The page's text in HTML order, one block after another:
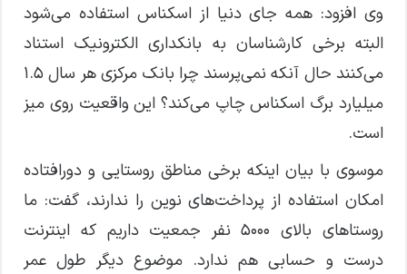
وی افزود: همه جای دنیا از اسکناس استفاده می‌شود
البته برخی کارشناسان به بانکداری الکترونیک استناد
می‌کنند حال آنکه نمی‌پرسند چرا بانک مرکزی هر سال ۱.۵
میلیارد برگ اسکناس چاپ می‌کند؟ این واقعیت روی میز
است.
موسوی با بیان اینکه برخی مناطق روستایی و دورافتاده
امکان استفاده از پرداخت‌های نوین را ندارند، گفت: ما
روستاهای بالای ۵۰۰۰ نفر جمعیت داریم که اینترنت
درست و حسابی هم ندارد. موضوع دیگر طول عمر